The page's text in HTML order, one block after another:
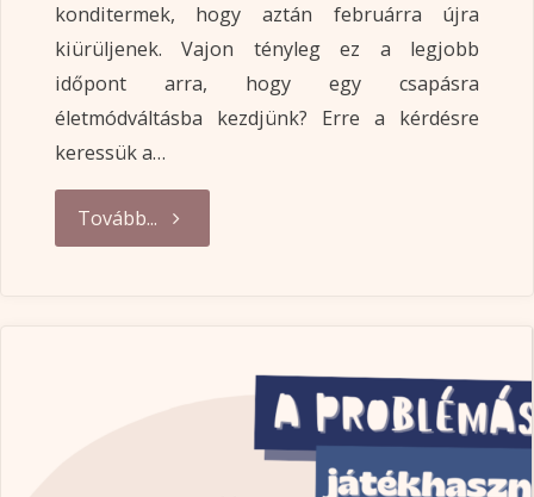
konditermek, hogy aztán februárra újra
kiürüljenek. Vajon tényleg ez a legjobb
időpont arra, hogy egy csapásra
életmódváltásba kezdjünk? Erre a kérdésre
keressük a…
Tovább... "Reális